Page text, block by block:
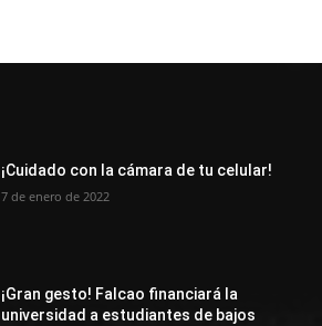
¡Cuidado con la cámara de tu celular!
7 de enero de 2022
¡Gran gesto! Falcao financiará la
universidad a estudiantes de bajos